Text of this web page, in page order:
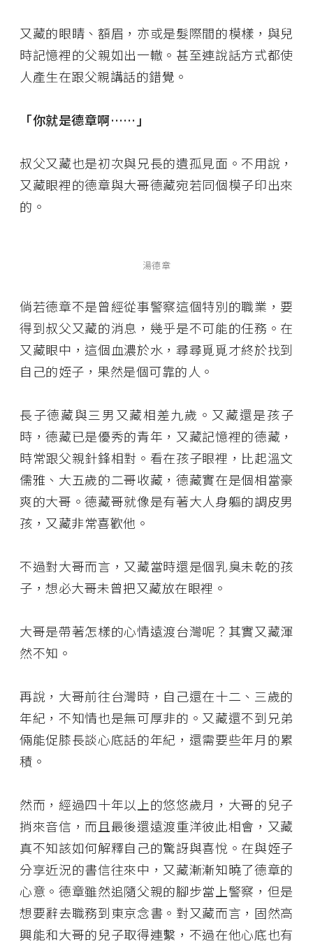
又藏的眼睛、額眉，亦或是髮際間的模樣，與兒
時記憶裡的父親如出一轍。甚至連說話方式都使
人產生在跟父親講話的錯覺。
「你就是德章啊……」
叔父又藏也是初次與兄長的遺孤見面。不用說，
又藏眼裡的德章與大哥德藏宛若同個模子印出來
的。
湯德章
倘若德章不是曾經從事警察這個特別的職業，要
得到叔父又藏的消息，幾乎是不可能的任務。在
又藏眼中，這個血濃於水，尋尋覓覓才終於找到
自己的姪子，果然是個可靠的人。
長子德藏與三男又藏相差九歲。又藏還是孩子
時，德藏已是優秀的青年，又藏記憶裡的德藏，
時常跟父親針鋒相對。看在孩子眼裡，比起溫文
儒雅、大五歲的二哥收藏，德藏實在是個相當豪
爽的大哥。德藏哥就像是有著大人身軀的調皮男
孩，又藏非常喜歡他。
不過對大哥而言，又藏當時還是個乳臭未乾的孩
子，想必大哥未曾把又藏放在眼裡。
大哥是帶著怎樣的心情遠渡台灣呢？其實又藏渾
然不知。
再說，大哥前往台灣時，自己還在十二、三歲的
年紀，不知情也是無可厚非的。又藏還不到兄弟
倆能促膝長談心底話的年紀，還需要些年月的累
積。
然而，經過四十年以上的悠悠歲月，大哥的兒子
捎來音信，而且最後還遠渡重洋彼此相會，又藏
真不知該如何解釋自己的驚訝與喜悅。在與姪子
分享近況的書信往來中，又藏漸漸知曉了德章的
心意。德章雖然追隨父親的腳步當上警察，但是
想要辭去職務到東京念書。對又藏而言，固然高
興能和大哥的兒子取得連繫，不過在他心底也有